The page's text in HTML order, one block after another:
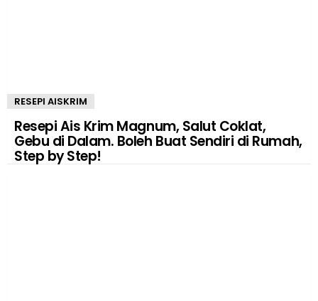
RESEPI AISKRIM
Resepi Ais Krim Magnum, Salut Coklat,
Gebu di Dalam. Boleh Buat Sendiri di Rumah,
Step by Step!